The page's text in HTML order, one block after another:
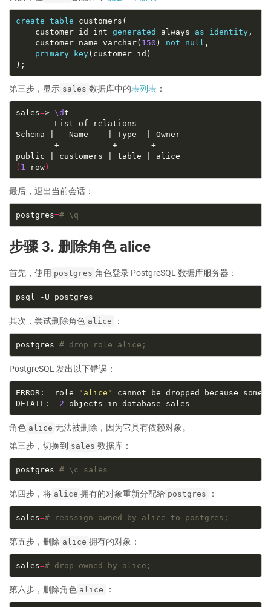
create table
    customer_id int
generated always as identity
    customer_name varchar(
150 ) not null
primary
key
第三步，显示 sales 数据库中的表列表 ：
sales=> \d
Schema |   Name    | Type  | Owner
( 1 row)
最后，退出当前会话：
postgres=# \q
步骤 3. 删除角色 alice
首先，使用 postgres 角色登录 PostgreSQL 数据库服务器：
其次，尝试删除角色 alice ：
postgres=# drop role alice;
PostgreSQL 发出以下错误：
ERROR:  role
"alice"
DETAIL: 2
角色 alice 无法被删除，因为它具有依赖对象。
第三步，切换到 sales 数据库：
postgres=# \c sales
第四步，将 alice 拥有的对象重新分配给 postgres ：
sales=# reassign owned by alice to postgres;
第五步，删除 alice 拥有的对象：
sales=# drop owned by alice;
第六步，删除角色 alice ：